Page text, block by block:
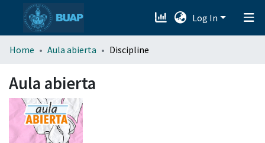
All of DSpace
Log In
Home Aula abierta Discipline
Aula abierta